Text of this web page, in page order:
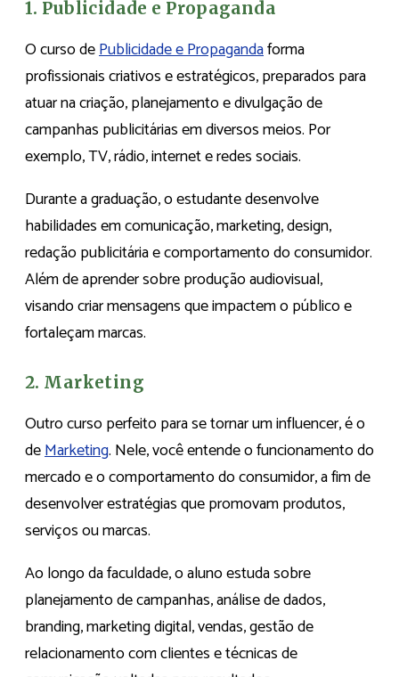
1. Publicidade e Propaganda
O curso dePublicidade e Propagandaforma
profissionais criativos e estratégicos, preparados para
atuar na criação, planejamento e divulgação de
campanhas publicitárias em diversos meios. Por
exemplo, TV, rádio, internet e redes sociais.
Durante a graduação, o estudante desenvolve
habilidades em comunicação, marketing, design,
redação publicitária e comportamento do consumidor.
Além de aprender sobre produção audiovisual,
visando criar mensagens que impactem o público e
fortaleçam marcas.
2. Marketing
Outro curso perfeito para se tornar um influencer, é o
deMarketing. Nele, você entende o funcionamento do
mercado e o comportamento do consumidor, a fim de
desenvolver estratégias que promovam produtos,
serviços ou marcas.
Ao longo da faculdade, o aluno estuda sobre
planejamento de campanhas, análise de dados,
branding, marketing digital, vendas, gestão de
relacionamento com clientes e técnicas de